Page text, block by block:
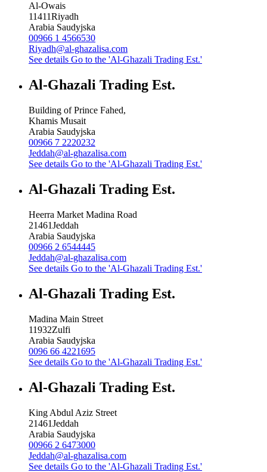
Al-Owais
11411Riyadh
Arabia Saudyjska
00966 1 4566530
Riyadh@al-ghazalisa.com
See details Go to the 'Al-Ghazali Trading Est.'
Al-Ghazali Trading Est.
Building of Prince Fahed,
Khamis Musait
Arabia Saudyjska
00966 7 2220232
Jeddah@al-ghazalisa.com
See details Go to the 'Al-Ghazali Trading Est.'
Al-Ghazali Trading Est.
Heerra Market Madina Road
21461Jeddah
Arabia Saudyjska
00966 2 6544445
Jeddah@al-ghazalisa.com
See details Go to the 'Al-Ghazali Trading Est.'
Al-Ghazali Trading Est.
Madina Main Street
11932Zulfi
Arabia Saudyjska
0096 66 4221695
See details Go to the 'Al-Ghazali Trading Est.'
Al-Ghazali Trading Est.
King Abdul Aziz Street
21461Jeddah
Arabia Saudyjska
00966 2 6473000
Jeddah@al-ghazalisa.com
See details Go to the 'Al-Ghazali Trading Est.'